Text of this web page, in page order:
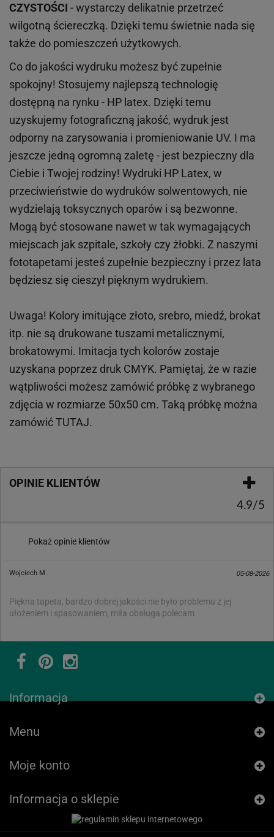
CZYSTOŚCI - wystarczy delikatnie przetrzeć
wilgotną ściereczką. Dzięki temu świetnie nada się
także do pomieszczeń użytkowych.
Co do jakości wydruku możesz być zupełnie
spokojny! Stosujemy najlepszą technologię
dostępną na rynku - HP latex. Dzięki temu
uzyskujemy fotograficzną jakość, wydruk jest
odporny na zarysowania i promieniowanie UV. I ma
jeszcze jedną ogromną zaletę - jest bezpieczny dla
Ciebie i Twojej rodziny! Wydruki HP Latex, w
przeciwieństwie do wydruków solwentowych, nie
wydzielają toksycznych oparów i są bezwonne.
Mogą być stosowane nawet w tak wymagających
miejscach jak szpitale, szkoły czy żłobki. Z naszymi
fototapetami jesteś zupełnie bezpieczny i przez lata
będziesz się cieszył pięknym wydrukiem.
Uwaga! Kolory imitujące złoto, srebro, miedź, brokat
itp. nie są drukowane tuszami metalicznymi,
brokatowymi. Imitacja tych kolorów zostaje
uzyskana poprzez druk CMYK. Pamiętaj, że w razie
wątpliwości możesz zamówić próbkę z wybranego
zdjęcia w rozmiarze 50x50 cm. Taką próbkę można
zamówićTUTAJ.
OPINIE KLIENTÓW
4.9/5
Pokaż opinie klientów
Wojciech M. 05-08-2026
Piękna tapeta, bardzo dobrej jakości nie było problemu z jej
ułożeniem i spasowaniem, miła obsługa polecam
Informacja
Menu
Moje konto
Informacja o sklepie